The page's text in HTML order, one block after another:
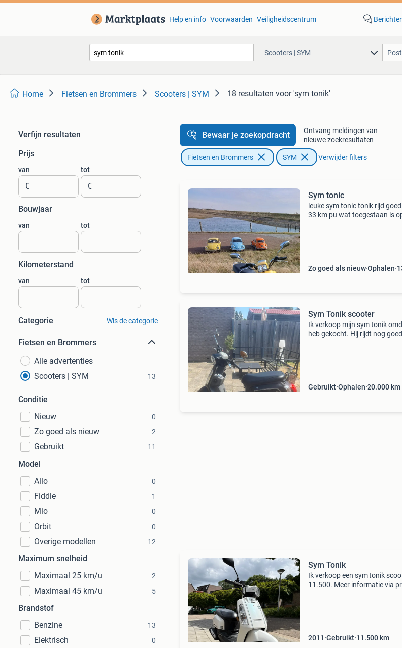
Help en info Voorwaarden Veiligheidscentrum
Scooters | SYM
Home Fietsen en Brommers Scooters | SYM 18 resultaten voor 'sym tonik'
Verfijn resultaten
Prijs
van
€
tot
€
Bouwjaar
van tot
Kilometerstand
van tot
Categorie Wis de categorie
Fietsen en Brommers
Alle advertenties
Scooters | SYM
13
Conditie
Nieuw
0
Zo goed als nieuw 2
Gebruikt 11
Model
Allo
0
Fiddle 1
Mio 0
Orbit 0
Overige modellen 12
Maximum snelheid
Maximaal 25 km/u
2
Maximaal 45 km/u 5
Brandstof
Benzine
13
Elektrisch 0
Bewaar je zoekopdracht
Ontvang meldingen van
nieuwe zoekresultaten
Fietsen en Brommers SYM Verwijder filters
Sym tonic
​leuke sym tonic tonik rijd
33 km pu wat toegestaan is
Zo goed als nieuw Ophalen
Sym Tonik scooter
Ik verkoop mijn sym tonik
heb gekocht. Hij rijdt nog
Gebruikt Ophalen 20.000 km
Sym Tonik
Ik verkoop een sym tonik
11.500. Meer informatie via
2011 Gebruikt 11.500 km